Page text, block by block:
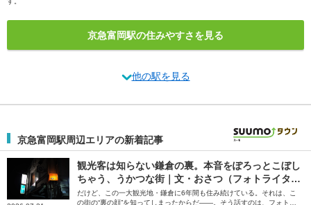
京急富岡駅の住みやすさを見る
他の駅を見る
京急富岡駅周辺エリアの新着記事
観光客は知らない鎌倉の裏。本音をぽろっとこぼし
ちゃう、うかつな街｜文・おさつ（フォトライタ
ー）
だけど、この一大観光地・鎌倉に6年間も住み続けている。それは、こ
の街の“裏の顔”を知ってしまったからだ――。そう話すのは、フォトラ